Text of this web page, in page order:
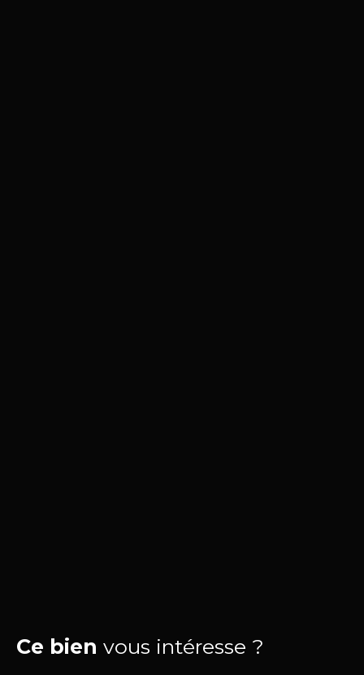
Ce bien vous intéresse ?